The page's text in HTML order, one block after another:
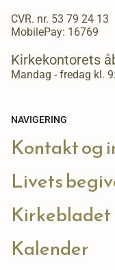
CVR. nr. 53 79 24 13
MobilePay: 16769
Kirkekontorets
Mandag - fredag kl.
NAVIGERING
Kontakt og
Livets
Kirkebladet
Kalender